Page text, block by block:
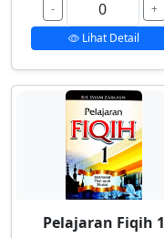
-
+
Lihat Detail
Pelajaran Fiqih 1